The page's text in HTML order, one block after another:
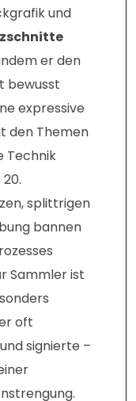
und
er den
bewusst
expressive
den Themen
Technik
splittrigen
bannen
Sammler ist
oft
signierte –